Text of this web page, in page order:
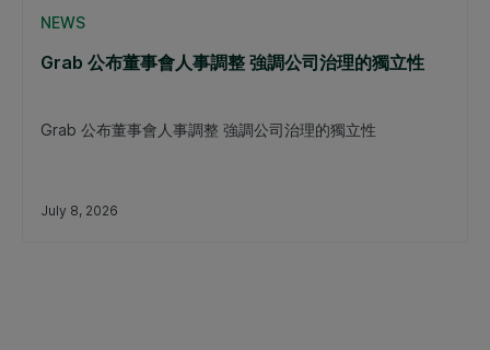
NEWS
Grab 公布董事會人事調整 強調公司治理的獨立性
Grab 公布董事會人事調整 強調公司治理的獨立性
July 8, 2026